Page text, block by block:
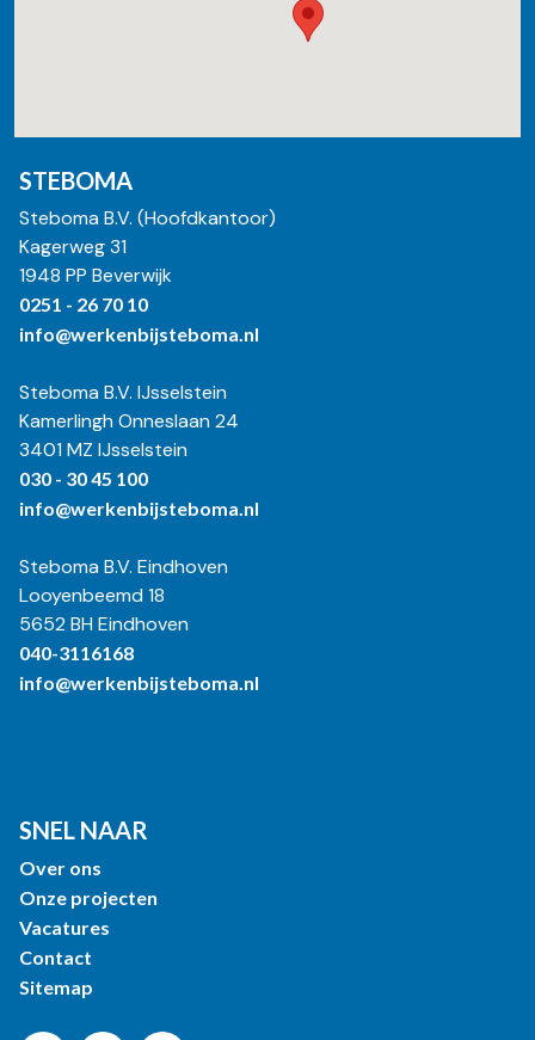
STEBOMA
Steboma B.V. (Hoofdkantoor)
Kagerweg 31
1948 PP Beverwijk
0251 - 26 70 10
info@werkenbijsteboma.nl
Steboma B.V. IJsselstein
Kamerlingh Onneslaan 24
3401 MZ IJsselstein
030 - 30 45 100
info@werkenbijsteboma.nl
Steboma B.V. Eindhoven
Looyenbeemd 18
5652 BH Eindhoven
040-3116168
info@werkenbijsteboma.nl
SNEL NAAR
Over ons
Onze projecten
Vacatures
Contact
Sitemap